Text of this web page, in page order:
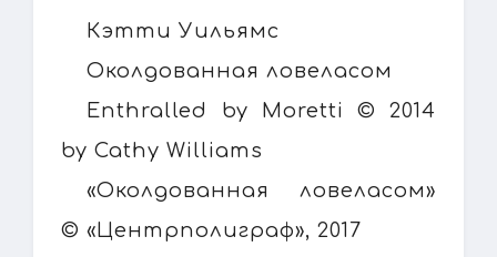
Кэтти Уильямс
Околдованная ловеласом
Enthralled by Moretti © 2014
by Cathy Williams
«Околдованная ловеласом»
© «Центрполиграф», 2017